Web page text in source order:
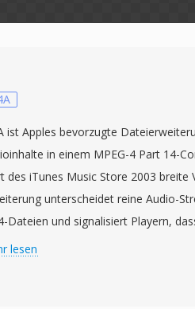
ist Apples bevorzugte
in einem MPEG-4 Part 14-
des iTunes Music Store 2003 breite
unterscheidet reine Audio-
Dateien und signalisiert Playern,
ist. Unter der Haube enthält
lesen